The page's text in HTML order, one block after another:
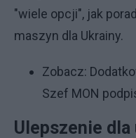
"wiele opcji", jak
maszyn dla Ukrainy.
Zobacz:
Szef MON
Ulepszenie